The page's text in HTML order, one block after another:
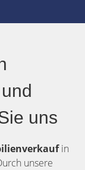
uns
in
unsere